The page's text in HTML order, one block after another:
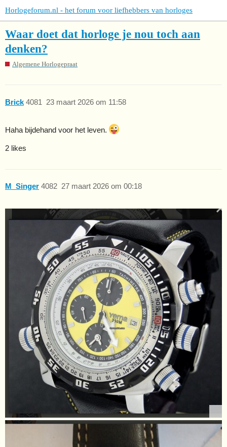
Horlogeforum.nl - het forum voor liefhebbers van horloges
Waar doet dat horloge je nou toch aan
denken?
Algemene Horlogepraat
Brick 23 maart 2026 om 11:58
4081
Haha bijdehand voor het leven.
2 likes
M_Singer 27 maart 2026 om 00:18
4082